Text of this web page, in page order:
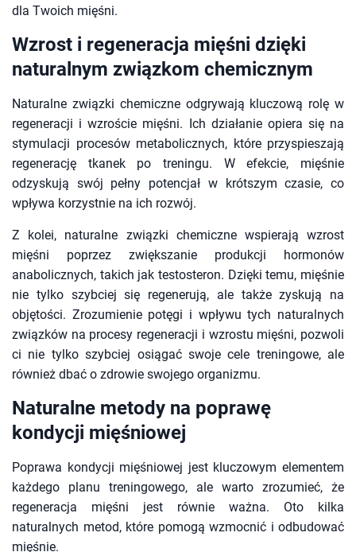
dla Twoich mięśni.
Wzrost i regeneracja mięśni dzięki
naturalnym związkom chemicznym
Naturalne związki chemiczne odgrywają kluczową rolę w
regeneracji i wzroście mięśni. Ich działanie opiera się na
stymulacji procesów metabolicznych, które przyspieszają
regenerację tkanek po treningu. W efekcie, mięśnie
odzyskują swój pełny potencjał w krótszym czasie, co
wpływa korzystnie na ich rozwój.
Z kolei, naturalne związki chemiczne wspierają wzrost
mięśni poprzez zwiększanie produkcji hormonów
anabolicznych, takich jak testosteron. Dzięki temu, mięśnie
nie tylko szybciej się regenerują, ale także zyskują na
objętości. Zrozumienie potęgi i wpływu tych naturalnych
związków na procesy regeneracji i wzrostu mięśni, pozwoli
ci nie tylko szybciej osiągać swoje cele treningowe, ale
również dbać o zdrowie swojego organizmu.
Naturalne metody na poprawę
kondycji mięśniowej
Poprawa kondycji mięśniowej jest kluczowym elementem
każdego planu treningowego, ale warto zrozumieć, że
regeneracja mięśni jest równie ważna. Oto kilka
naturalnych metod, które pomogą wzmocnić i odbudować
mięśnie.